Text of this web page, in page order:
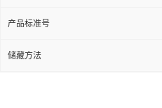
产品标准号
储藏方法